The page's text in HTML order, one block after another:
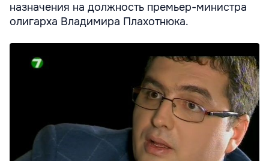
назначения на должность премьер-министра
олигарха Владимира Плахотнюка.